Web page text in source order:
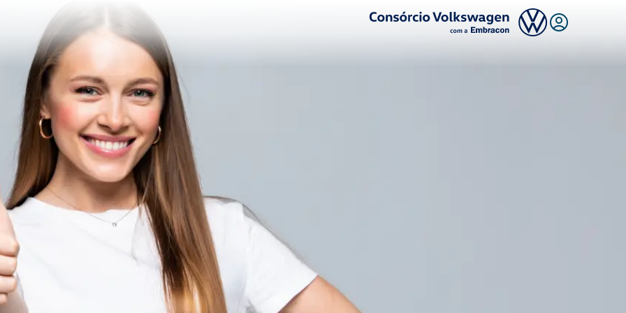
Logo Consórcio Volkswagen com a Embracon